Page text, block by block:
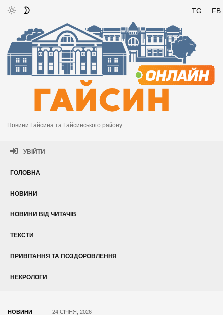
FB
TG
Новини Гайсина та Гайсинського району
УВІЙТИ
ГОЛОВНА
НОВИНИ
НОВИНИ ВІД ЧИТАЧІВ
ТЕКСТИ
ПРИВІТАННЯ ТА ПОЗДОРОВЛЕННЯ
НЕКРОЛОГИ
НОВИНИ 24 СІЧНЯ, 2026